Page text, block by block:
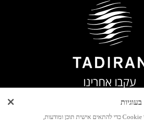
עקבו אחרינו
אנחנו משתמשים בקובצי Cookie כדי להתאים אישית תוכן ומודעות,